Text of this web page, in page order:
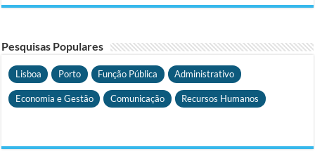
Pesquisas Populares
Lisboa Porto Função Pública Administrativo
Economia e Gestão Comunicação Recursos Humanos